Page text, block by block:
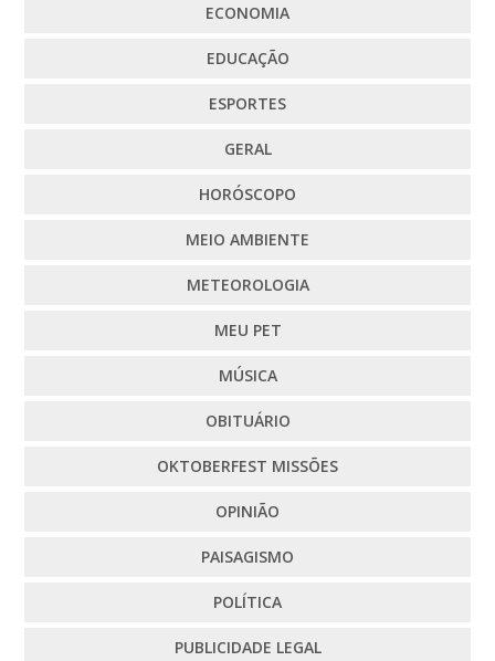
ECONOMIA
EDUCAÇÃO
ESPORTES
GERAL
HORÓSCOPO
MEIO AMBIENTE
METEOROLOGIA
MEU PET
MÚSICA
OBITUÁRIO
OKTOBERFEST MISSÕES
OPINIÃO
PAISAGISMO
POLÍTICA
PUBLICIDADE LEGAL